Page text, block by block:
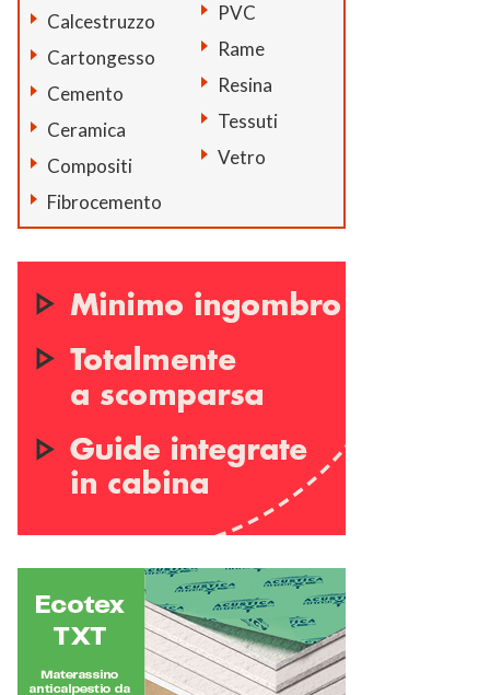
Calcestruzzo
Cartongesso
Cemento
Ceramica
Compositi
Fibrocemento
PVC
Rame
Resina
Tessuti
Vetro